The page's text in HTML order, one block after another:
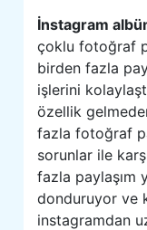
İnstagram
çoklu fotoğraf
birden fazla
işlerini
özellik
fazla fotoğraf
sorunlar ile
fazla paylaşım
donduruyor ve
instagramdan